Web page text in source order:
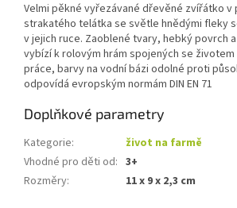
Velmi pěkné vyřezávané dřevěné zvířátko v
strakatého telátka se světle hnědými fleky
v jejich ruce. Zaoblené tvary, hebký povrch
vybízí k rolovým hrám spojených se životem
práce, barvy na vodní bázi odolné proti
odpovídá evropským normám DIN EN 71
Doplňkové parametry
Kategorie:
život na farmě
Vhodné pro děti od: 3+
Rozměry: 11 x 9 x 2,3 cm